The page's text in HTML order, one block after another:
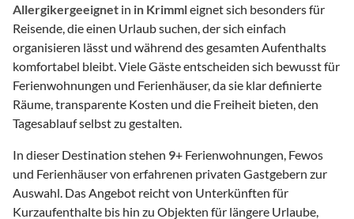
Allergikergeeignet in in Krimmleignet sich besonders für
Reisende, die einen Urlaub suchen, der sich einfach
organisieren lässt und während des gesamten Aufenthalts
komfortabel bleibt. Viele Gäste entscheiden sich bewusst für
Ferienwohnungen und Ferienhäuser, da sie klar definierte
Räume, transparente Kosten und die Freiheit bieten, den
Tagesablauf selbst zu gestalten.
In dieser Destination stehen 9+ Ferienwohnungen, Fewos
und Ferienhäuser von erfahrenen privaten Gastgebern zur
Auswahl. Das Angebot reicht von Unterkünften für
Kurzaufenthalte bis hin zu Objekten für längere Urlaube,